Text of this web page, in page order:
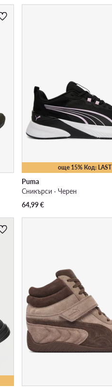
още 15% Код: LAST
Puma
Сникърси · Черен
64,99€